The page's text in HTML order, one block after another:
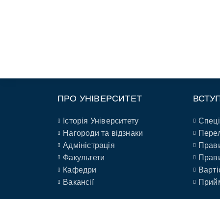
ПРО УНІВЕРСИТЕТ
Історія Університету
Нагороди та відзнаки
Адміністрація
Факультети
Кафедри
Вакансії